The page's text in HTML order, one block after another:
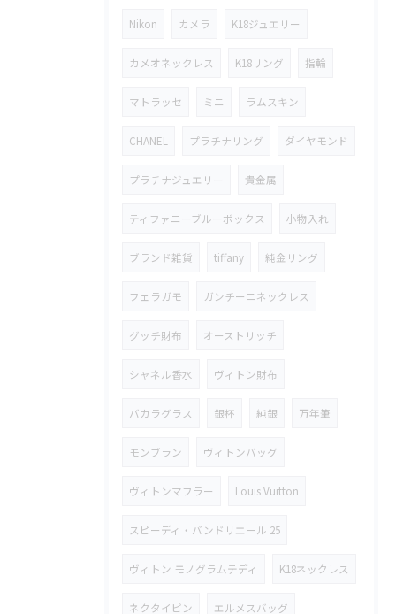
Nikon カメラ K18ジュエリー
カメオネックレス K18リング 指輪
マトラッセ ミニ ラムスキン
CHANEL プラチナリング ダイヤモンド
プラチナジュエリー 貴金属
ティファニーブルーボックス 小物入れ
ブランド雑貨 tiffany 純金リング
フェラガモ ガンチーニネックレス
グッチ財布 オーストリッチ
シャネル香水 ヴィトン財布
バカラグラス 銀杯 純銀 万年筆
モンブラン ヴィトンバッグ
ヴィトンマフラー Louis Vuitton
スピーディ・バンドリエール 25
ヴィトン モノグラムテディ K18ネックレス
ネクタイピン エルメスバッグ